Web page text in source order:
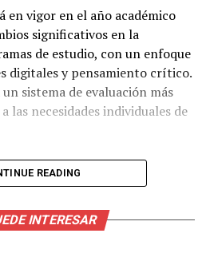
en vigor en el año académico
significativos en la
de estudio, con un enfoque
digitales y pensamiento crítico.
sistema de evaluación más
las necesidades individuales de
centradas en su rigidez y
READING
INTERESAR